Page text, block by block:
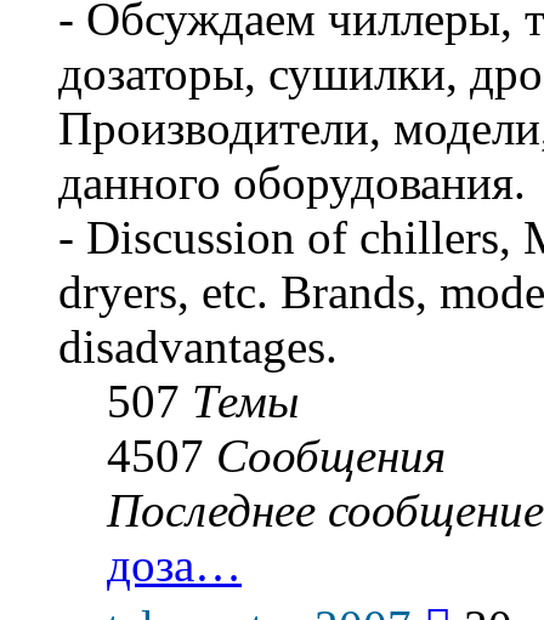
- Обсуждаем чиллеры,
дозаторы, сушилки,
Производители,
данного оборудования.
- Discussion of chillers,
dryers, etc. Brands,
disadvantages.
507 Темы
4507 Сообщения
Последнее сообщение
доза…